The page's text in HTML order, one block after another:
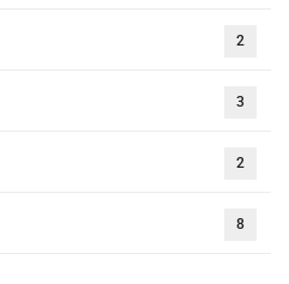
2
3
2
8